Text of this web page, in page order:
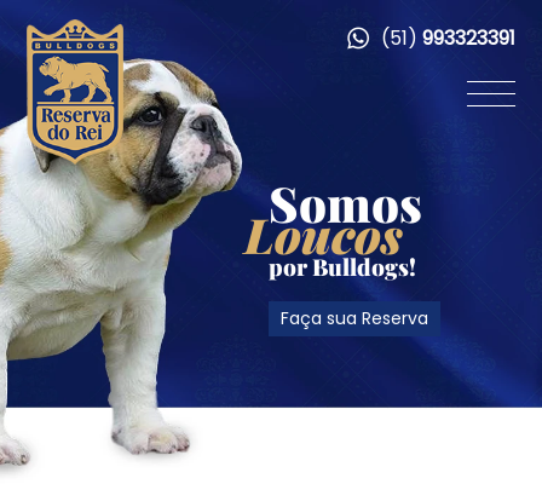
Somos
Loucos
por Bulldogs!
Faça sua Reserva
(51) 993323391